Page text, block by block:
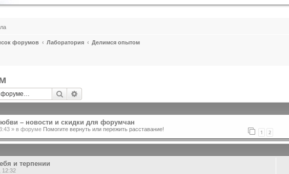
форумов Лаборатория Делимся опытом
Поиск
– новости и скидки для форумчан
» в форуме Помогите вернуть или пережить расставание! 1 2
и терпении
12:32